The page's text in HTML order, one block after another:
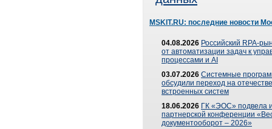
MSKIT.RU: последние новости
04.08.2026 Российский RPA-
от автоматизации задач к
процессами и AI
03.07.2026 Системные
обсудили переход на
встроенных систем
18.06.2026 ГК «ЭОС» подвела
партнерской конференции
документооборот – 2026»